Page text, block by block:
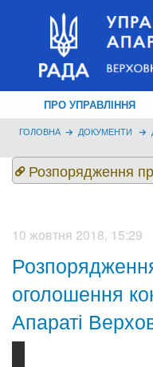
ПРО УПРАВЛІННЯ
ГОЛОВНА ДОКУМЕНТИ
Розпорядження
10 жовтня 2018, 15:29
оголошення
Апараті